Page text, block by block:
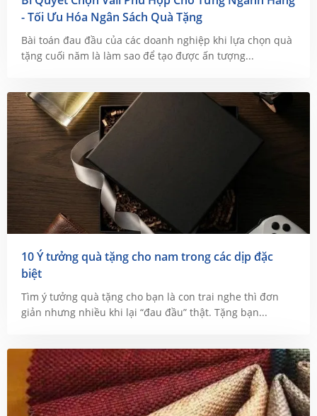
- Tối Ưu Hóa Ngân Sách Quà Tặng
Bài toán đau đầu của các doanh nghiệp khi lựa chọn quà
tặng cuối năm là làm sao để tạo được ấn tượng...
10 Ý tưởng quà tặng cho nam trong các dịp đặc
biệt
Tìm ý tưởng quà tặng cho bạn là con trai nghe thì đơn
giản nhưng nhiều khi lại “đau đầu” thật. Tặng bạn...